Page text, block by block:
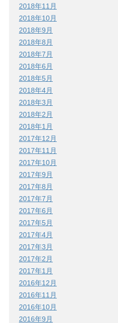
2018年11月
2018年10月
2018年9月
2018年8月
2018年7月
2018年6月
2018年5月
2018年4月
2018年3月
2018年2月
2018年1月
2017年12月
2017年11月
2017年10月
2017年9月
2017年8月
2017年7月
2017年6月
2017年5月
2017年4月
2017年3月
2017年2月
2017年1月
2016年12月
2016年11月
2016年10月
2016年9月